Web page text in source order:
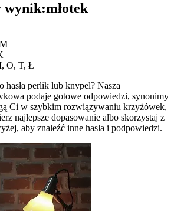
wynik:młotek
O, T, Ł
hasła perlik lub knypel? Nasza
podaje gotowe odpowiedzi, synonimy
Ci w szybkim rozwiązywaniu krzyżówek,
najlepsze dopasowanie albo skorzystaj z
aby znaleźć inne hasła i podpowiedzi.